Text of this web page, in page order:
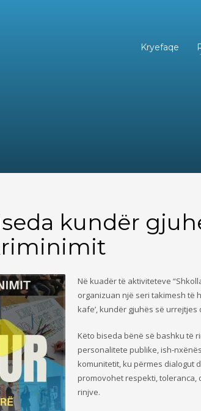
Kryefaqe
kundër
Në kuadër të aktiviteteve
organizuan një seri takimesh të
kafe’, kundër gjuhës së urrejtjes
Këto biseda bënë së bashku të
personalitete publike, ish-
komunitetit, ku përmes dialogut
promovohet respekti, toleranca,
rinjve.